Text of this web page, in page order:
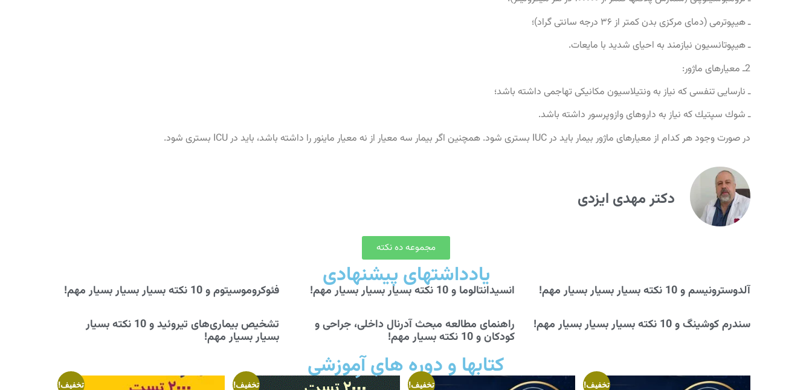
ـ هيپوترمى (دماى مركزى بدن كمتر از ۳۶ درجه سانتى‏ گراد)؛
ـ هيپوتانسيون نيازمند به احياى شديد با مايعات.
2ـ معيارهاى ماژور:
ـ نارسايى تنفسى كه نياز به ونتيلاسيون مكانيكى تهاجمى داشته باشد؛
ـ شوك سپتيك كه نياز به داروهاى وازوپرسور داشته باشد.
در صورت وجود هر كدام از معيارهاى ماژور بيمار بايد در IUC بسترى شود. همچنين اگر بيمار سه معيار از نه معيار ماينور را داشته باشد، بايد در ICU بسترى شود.
دکتر مهدی ایزدی
مجموعه ده نکته
یادداشتهای پیشنهادی
آلدوسترونیسم و 10 نکته بسیار بسیار بسیار مهم! انسیدانتالوما و 10 نکته بسیار بسیار بسیار مهم!
فئوکروموسیتوم و 10 نکته بسیار بسیار بسیار مهم!
سندرم کوشینگ و 10 نکته بسیار بسیار بسیار مهم!
راهنمای مطالعه مبحث آدرنال داخلی، جراحی و
کودکان و 10 نکته بسیار مهم!
تشخیص بیماری‌های تیروئید و 10 نکته بسیار
بسیار بسیار مهم!
کتابها و دوره های آموزشی
تخفیف! تخفیف! تخفیف! تخفیف!